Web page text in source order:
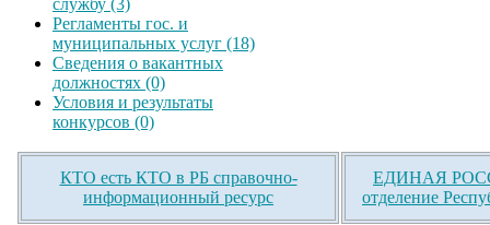
Регламенты гос. и
муниципальных услуг (18)
Сведения о вакантных
должностях (0)
Условия и результаты
конкурсов (0)
КТО есть КТО в РБ справочно-
информационный ресурс
ЕДИНАЯ
отделение